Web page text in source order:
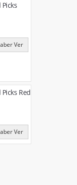
Ver
Red
Ver